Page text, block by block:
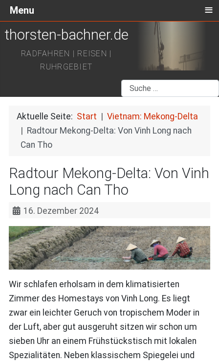
thorsten-bachner.de
RADFAHREN | REISEN |
RUHRGEBIET
Suchen
Aktuelle Seite: Start
Vietnam: Mekong-Delta
Radtour Mekong-Delta: Von Vinh Long nach
Can Tho
Radtour Mekong-Delta: Von Vinh
Long nach Can Tho
16. Dezember 2024
Wir schlafen erholsam in dem klimatisierten
Zimmer des Homestays von Vinh Long. Es liegt
zwar ein leichter Geruch von tropischem Moder in
der Luft, aber gut ausgeruht sitzen wir schon um
sieben Uhr an einem Frühstückstisch mit lokalen
Spezialitäten. Neben klassischem Spiegelei und
Menu ≡